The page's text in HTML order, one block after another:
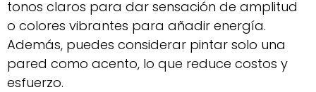
tonos claros para dar sensación de amplitud
o colores vibrantes para añadir energía.
Además, puedes considerar pintar solo una
pared como acento, lo que reduce costos y
esfuerzo.